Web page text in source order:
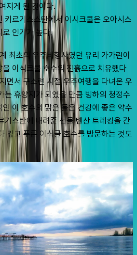
지게 된 것이다.
키르기스스탄에서 이시크쿨은 오아시스
로 인기가 높다.
최초의 우주비행사였던 유리 가가린이
이식크쿨 호수의 진흙으로 치유했다
면서 구소련 시절 우주여행을 다녀온 우
는 휴양지가 되었을 만큼 빙하의 청정수
이 호수의 맑은 물은 건강에 좋은 약수
기스탄에 내려준 선물 톈산 트레킹을 간
깊고 푸른 이식쿨 호수를 방문하는 것도